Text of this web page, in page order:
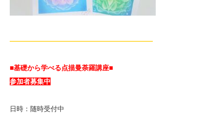
—————————————————————
■基礎から学べる点描曼荼羅講座■
参加者募集中
日時：随時受付中